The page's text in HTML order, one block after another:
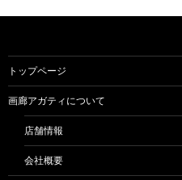
トップページ
画廊アガティについて
店舗情報
会社概要